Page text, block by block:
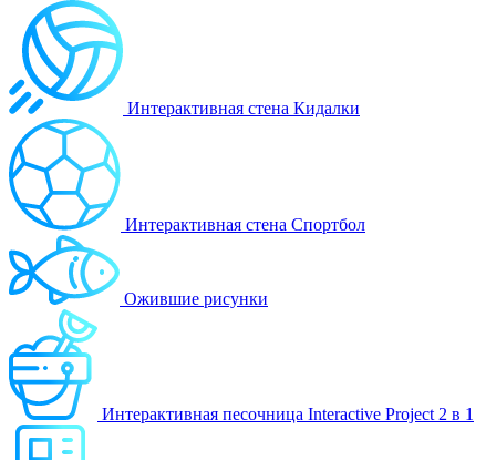
Интерактивная стена Кидалки
Интерактивная стена Спортбол
Ожившие рисунки
Интерактивная песочница Interactive Project 2 в 1